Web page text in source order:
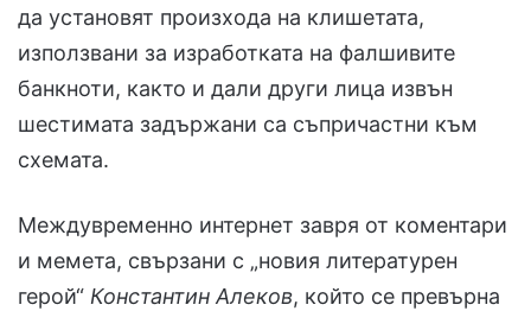
да установят произхода на клишетата,
използвани за изработката на фалшивите
банкноти, както и дали други лица извън
шестимата задържани са съпричастни към
схемата.
Междувременно интернет завря от коментари
и мемета, свързани с „новия литературен
герой“ Константин Алеков, който се превърна